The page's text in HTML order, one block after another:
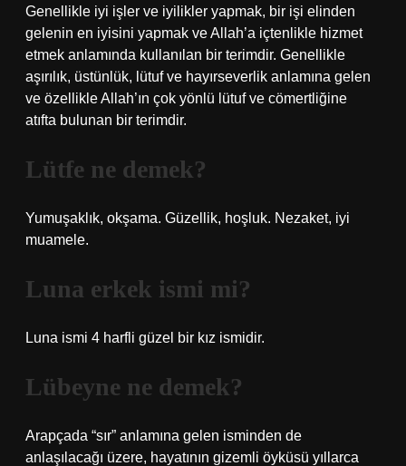
Genellikle iyi işler ve iyilikler yapmak, bir işi elinden
gelenin en iyisini yapmak ve Allah’a içtenlikle hizmet
etmek anlamında kullanılan bir terimdir. Genellikle
aşırılık, üstünlük, lütuf ve hayırseverlik anlamına gelen
ve özellikle Allah’ın çok yönlü lütuf ve cömertliğine
atıfta bulunan bir terimdir.
Lütfe ne demek?
Yumuşaklık, okşama. Güzellik, hoşluk. Nezaket, iyi
muamele.
Luna erkek ismi mi?
Luna ismi 4 harfli güzel bir kız ismidir.
Lübeyne ne demek?
Arapçada “sır” anlamına gelen isminden de
anlaşılacağı üzere, hayatının gizemli öyküsü yıllarca